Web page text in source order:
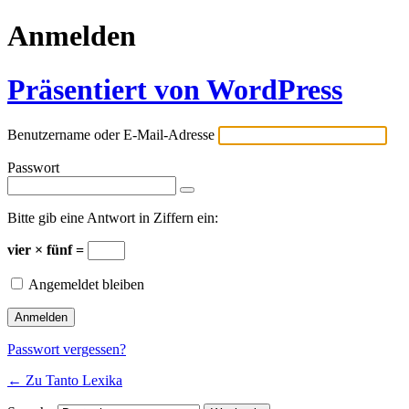
Anmelden
Präsentiert von WordPress
Benutzername oder E-Mail-Adresse
Passwort
Bitte gib eine Antwort in Ziffern ein:
vier × fünf =
Angemeldet bleiben
Passwort vergessen?
← Zu Tanto Lexika